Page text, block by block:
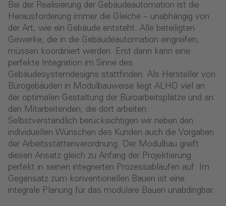
Bei der Realisierung der Gebäudeautomation ist die
Herausforderung immer die Gleiche – unabhängig von
der Art, wie ein Gebäude entsteht. Alle beteiligten
Gewerke, die in die Gebäudeautomation eingreifen,
müssen koordiniert werden. Erst dann kann eine
perfekte Integration im Sinne des
Gebäudesystemdesigns stattfinden. Als Hersteller von
Bürogebäuden in Modulbauweise liegt ALHO viel an
der optimalen Gestaltung der Büroarbeitsplätze und an
den Mitarbeitenden, die dort arbeiten.
Selbstverständlich berücksichtigen wir neben den
individuellen Wünschen des Kunden auch die Vorgaben
der Arbeitsstättenverordnung. Der Modulbau greift
diesen Ansatz gleich zu Anfang der Projektierung
perfekt in seinen integrierten Prozessabläufen auf. Im
Gegensatz zum konventionellen Bauen ist eine
integrale Planung für das modulare Bauen unabdingbar.